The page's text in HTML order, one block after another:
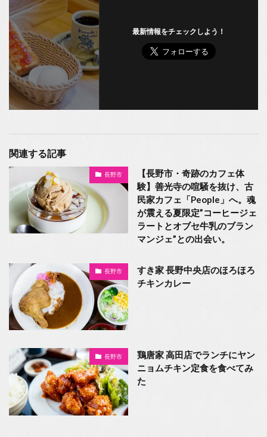
最新情報をチェックしよう！
関連する記事
長野市
【長野市・奇跡のカフェ体
験】善光寺の喧騒を抜け、古
民家カフェ「People」へ。魂
が震える夏限定”コーヒージェ
ラートとオブセ牛乳のブラン
マンジェ”との出会い。
長野市
すき家 長野中央店のほろほろ
チキンカレー
長野市
鶏唐家 高田店でランチにヤン
ニョムチキン定食を食べてみ
た